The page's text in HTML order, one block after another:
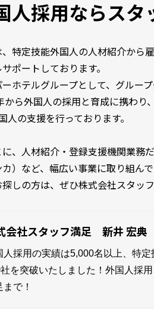
人採用ならスタ
特定技能外国人の人材紹介から
ポートしております。
ホテルグループとして、グルー
ら外国人の採用と育成に携わり
の支援を行っております。
、人材紹介・登録支援機関業務
）など、幅広い事業に取り組んで
しの方は、ぜひ株式会社スタッ
会社スタッフ満足 新井 宏典
人採用の実績は5,000名以上、特
を突破いたしました！外国人採
まで！